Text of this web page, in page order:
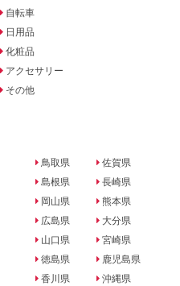
自転車
日用品
化粧品
アクセサリー
その他
鳥取県
島根県
岡山県
広島県
山口県
徳島県
香川県
佐賀県
長崎県
熊本県
大分県
宮崎県
鹿児島県
沖縄県